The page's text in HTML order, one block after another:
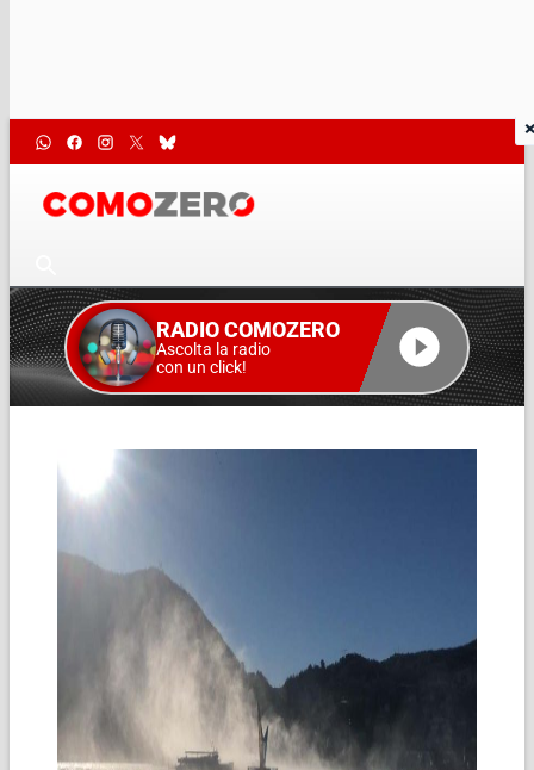
RADIO COMOZERO
Ascolta la radio
con un click!